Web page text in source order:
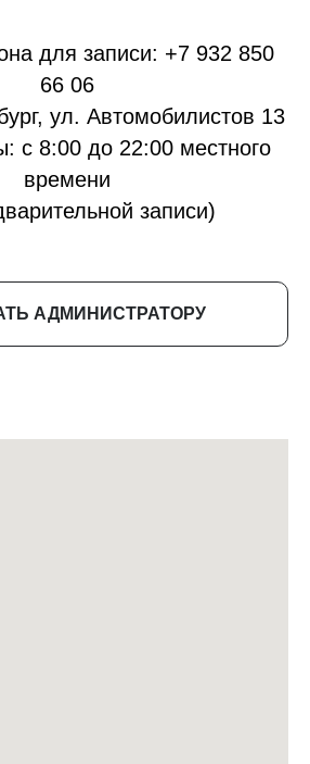
для записи: +7 932 850
66 06
ул. Автомобилистов 13
с 8:00 до 22:00 местного
времени
записи)
АДМИНИСТРАТОРУ